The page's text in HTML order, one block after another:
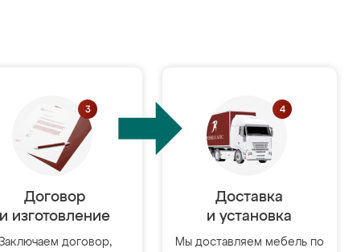
Договор
и изготовление
договор,
Доставка
и установка
Мы доставляем мебель по